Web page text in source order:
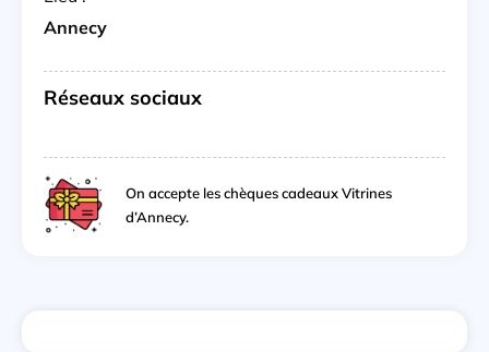
Annecy
Réseaux sociaux
On accepte les chèques cadeaux Vitrines
d’Annecy.